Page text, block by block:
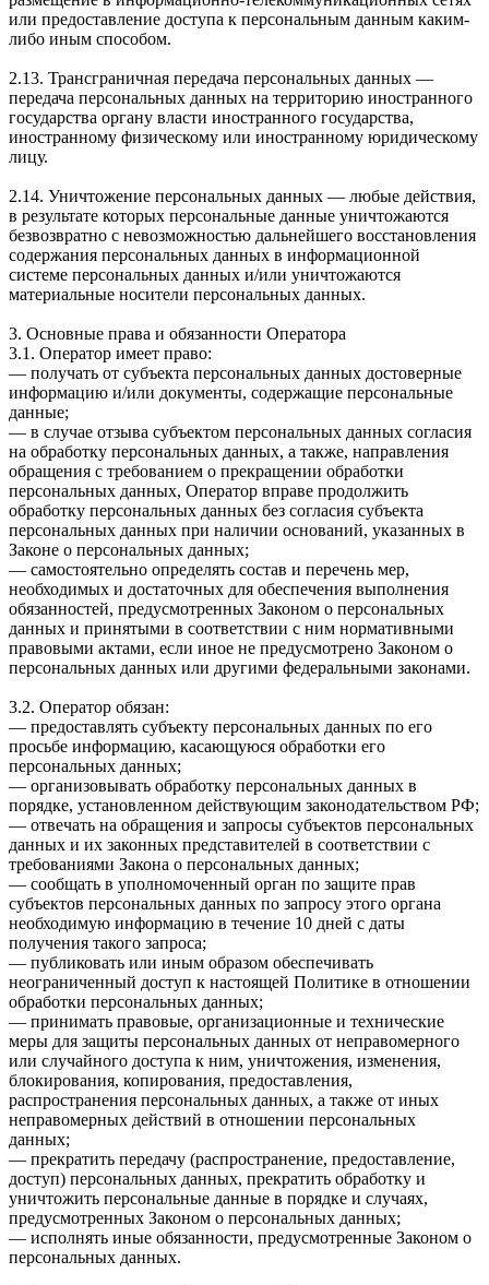
или предоставление доступа к персональным данным каким-
либо иным способом.
2.13. Трансграничная передача персональных данных —
передача персональных данных на территорию иностранного
государства органу власти иностранного государства,
иностранному физическому или иностранному юридическому
лицу.
2.14. Уничтожение персональных данных — любые действия,
в результате которых персональные данные уничтожаются
безвозвратно с невозможностью дальнейшего восстановления
содержания персональных данных в информационной
системе персональных данных и/или уничтожаются
материальные носители персональных данных.
3. Основные права и обязанности Оператора
3.1. Оператор имеет право:
— получать от субъекта персональных данных достоверные
информацию и/или документы, содержащие персональные
данные;
— в случае отзыва субъектом персональных данных согласия
на обработку персональных данных, а также, направления
обращения с требованием о прекращении обработки
персональных данных, Оператор вправе продолжить
обработку персональных данных без согласия субъекта
персональных данных при наличии оснований, указанных в
Законе о персональных данных;
— самостоятельно определять состав и перечень мер,
необходимых и достаточных для обеспечения выполнения
обязанностей, предусмотренных Законом о персональных
данных и принятыми в соответствии с ним нормативными
правовыми актами, если иное не предусмотрено Законом о
персональных данных или другими федеральными законами.
3.2. Оператор обязан:
— предоставлять субъекту персональных данных по его
просьбе информацию, касающуюся обработки его
персональных данных;
— организовывать обработку персональных данных в
порядке, установленном действующим законодательством РФ;
— отвечать на обращения и запросы субъектов персональных
данных и их законных представителей в соответствии с
требованиями Закона о персональных данных;
— сообщать в уполномоченный орган по защите прав
субъектов персональных данных по запросу этого органа
необходимую информацию в течение 10 дней с даты
получения такого запроса;
— публиковать или иным образом обеспечивать
неограниченный доступ к настоящей Политике в отношении
обработки персональных данных;
— принимать правовые, организационные и технические
меры для защиты персональных данных от неправомерного
или случайного доступа к ним, уничтожения, изменения,
блокирования, копирования, предоставления,
распространения персональных данных, а также от иных
неправомерных действий в отношении персональных
данных;
— прекратить передачу (распространение, предоставление,
доступ) персональных данных, прекратить обработку и
уничтожить персональные данные в порядке и случаях,
предусмотренных Законом о персональных данных;
— исполнять иные обязанности, предусмотренные Законом о
персональных данных.